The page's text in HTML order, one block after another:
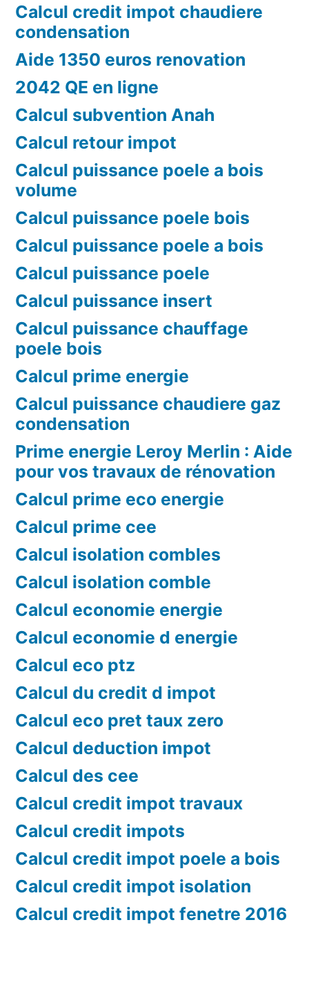
Calcul credit impot chaudiere
condensation
Aide 1350 euros renovation
2042 QE en ligne
Calcul subvention Anah
Calcul retour impot
Calcul puissance poele a bois
volume
Calcul puissance poele bois
Calcul puissance poele a bois
Calcul puissance poele
Calcul puissance insert
Calcul puissance chauffage
poele bois
Calcul prime energie
Calcul puissance chaudiere gaz
condensation
Prime energie Leroy Merlin : Aide
pour vos travaux de rénovation
Calcul prime eco energie
Calcul prime cee
Calcul isolation combles
Calcul isolation comble
Calcul economie energie
Calcul economie d energie
Calcul eco ptz
Calcul du credit d impot
Calcul eco pret taux zero
Calcul deduction impot
Calcul des cee
Calcul credit impot travaux
Calcul credit impots
Calcul credit impot poele a bois
Calcul credit impot isolation
Calcul credit impot fenetre 2016